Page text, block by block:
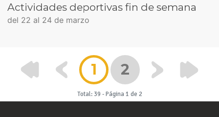
Actividades deportivas fin de semana
del 22 al 24 de marzo
1 2
Total: 39 -Página 1 de 2